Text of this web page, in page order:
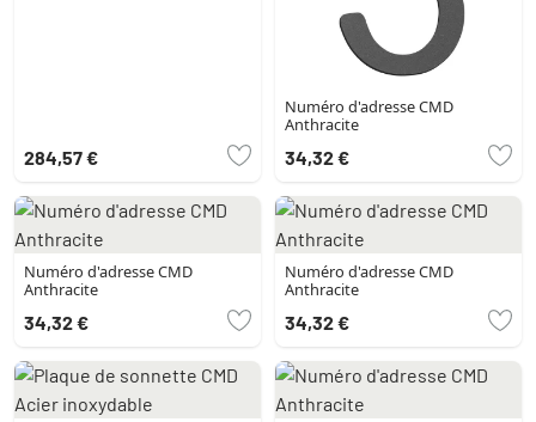
284,57 €
Numéro d'adresse CMD
Anthracite
34,32 €
Numéro d'adresse CMD
Anthracite
34,32 €
Numéro d'adresse CMD
Anthracite
34,32 €